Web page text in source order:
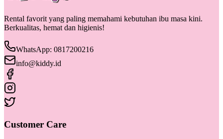
Rental favorit yang paling memahami kebutuhan ibu masa kini.
Berkualitas, hemat dan higienis!
WhatsApp: 0817200216
info@kiddy.id
Customer Care